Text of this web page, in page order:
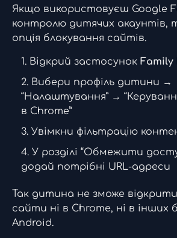
Якщо використовуєш Google
контролю дитячих акаунтів,
опція блокування сайтів.
Відкрий застосунок Family
Вибери профіль дитини →
“Налаштування” →
в Chrome”
Увімкни фільтрацію
У розділі “Обмежити
додай потрібні URL-адреси
Так дитина не зможе
сайти ні в Chrome, ні в інших
Android.